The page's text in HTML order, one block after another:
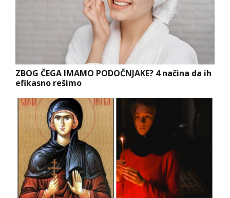
ZBOG ČEGA IMAMO PODOČNJAKE? 4 načina da ih
efikasno rešimo